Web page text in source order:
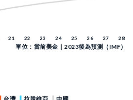
單位：當前美金｜2023後為預測（IMF）